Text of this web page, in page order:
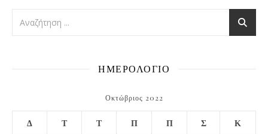
ΗΜΕΡΟΛΟΓΙΟ
Οκτώβριος 2022
Δ Τ Τ Π Π Σ Κ